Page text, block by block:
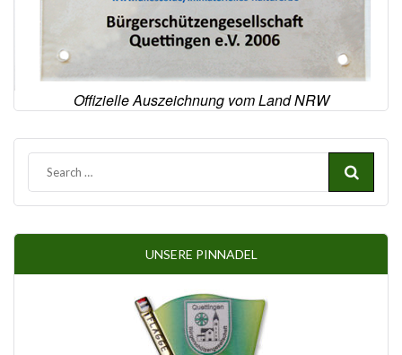
Offizielle Auszeichnung vom Land NRW
UNSERE PINNADEL